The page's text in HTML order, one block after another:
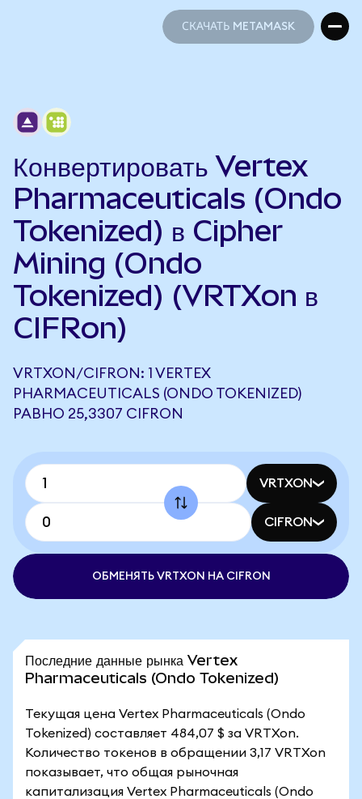
СКАЧАТЬ METAMASK
Конвертировать Vertex
Pharmaceuticals (Ondo
Tokenized) в Cipher
Mining (Ondo
Tokenized) (VRTXon в
CIFRon)
VRTXON/CIFRON: 1 VERTEX
PHARMACEUTICALS (ONDO TOKENIZED)
РАВНО 25,3307 CIFRON
VRTXON
CIFRON
ОБМЕНЯТЬ VRTXON НА CIFRON
Последние данные рынка Vertex
Pharmaceuticals (Ondo Tokenized)
Текущая цена Vertex Pharmaceuticals (Ondo
Tokenized) составляет 484,07 $ за VRTXon.
Количество токенов в обращении 3,17 VRTXon
показывает, что общая рыночная
капитализация Vertex Pharmaceuticals (Ondo